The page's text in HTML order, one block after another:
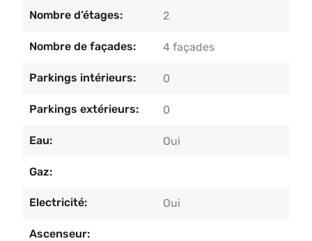
Nombre d’étages: 2
Nombre de façades: 4 façades
Parkings intérieurs: 0
Parkings extérieurs: 0
Eau: Oui
Gaz:
Electricité: Oui
Ascenseur: